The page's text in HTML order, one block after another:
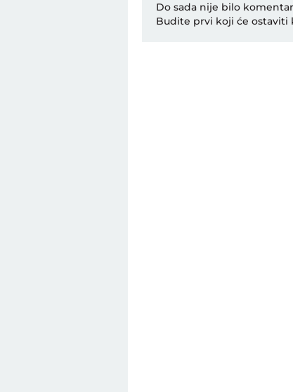
Do sada nije bilo
Budite prvi koji će ostaviti